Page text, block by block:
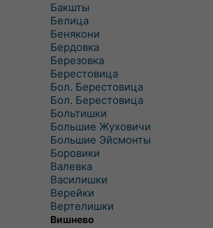
Бакшты
Белица
Бенякони
Бердовка
Березовка
Берестовица
Бол. Берестовица
Бол. Берестовица
Больтишки
Большие Жуховичи
Большие Эйсмонты
Боровики
Валевка
Василишки
Верейки
Вертелишки
Вишнево